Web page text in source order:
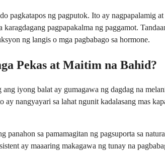
ng pagputok. Ito ay nagpapalamig
pagpapakalma ng paggamot.
ng langis o mga pagbabago sa hormone.
Pekas at Maitim na Bahid?
iyong balat ay gumagawa ng dagdag na
nangyayari sa lahat ngunit kadalasang mas
sa pamamagitan ng pagsuporta sa
ay maaaring makagawa ng tunay na